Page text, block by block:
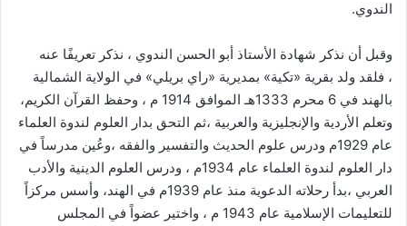
الندوي.
وقبل أن نذكر شهادة الأستاذ أبو الحسن الندوي ، نذكر تعريفًا عنه
، فلقد ولد بقرية «تكية» بمديرية «راي بريلي» في الولاية الشمالية
بالهند في 6 محرم 1333هـ الموافق 1914 م ، وحفظ القرآن الكريم،
وتعلم الأردية والإنجليزية والعربية ،ثم التحق بدار العلوم لندوة العلماء
عام 1929م ودرس علوم الحديث والتفسير والفقه ،وعُين مدرساً في
دار العلوم لندوة العلماء عام 1934م ، ودرس العلوم الدينية والأدب
العربي ،بدأ رحلاته الدعوية منذ عام 1939م في الهند، وأسس مركزاً
للتعليمات الإسلامية عام 1943 م ، واختير عضواً في المجلس